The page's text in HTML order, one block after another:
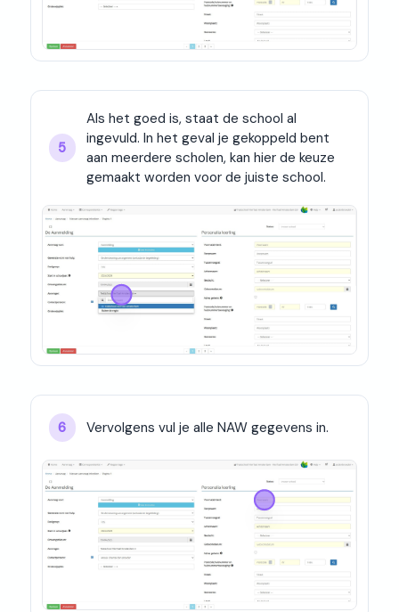
5
Als het goed is, staat de school al
ingevuld. In het geval je gekoppeld bent
aan meerdere scholen, kan hier de keuze
gemaakt worden voor de juiste school.
6 Vervolgens vul je alle NAW gegevens in.